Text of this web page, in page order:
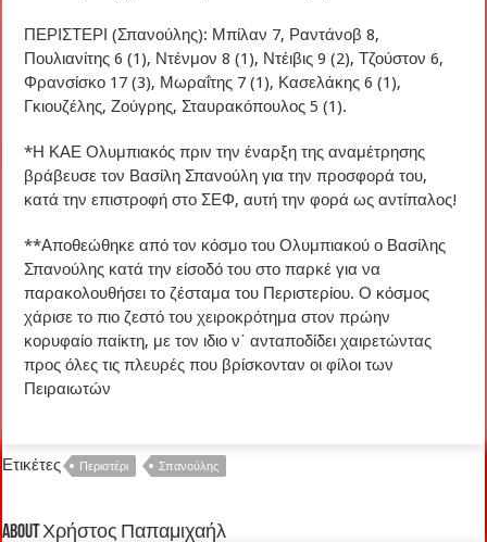
ΠΕΡΙΣΤΕΡΙ (Σπανούλης): Μπίλαν 7, Ραντάνοβ 8,
Πουλιανίτης 6 (1), Ντένμον 8 (1), Ντέιβις 9 (2), Τζούστον 6,
Φρανσίσκο 17 (3), Μωραΐτης 7 (1), Κασελάκης 6 (1),
Γκιουζέλης, Ζούγρης, Σταυρακόπουλος 5 (1).
*Η ΚΑΕ Ολυμπιακός πριν την έναρξη της αναμέτρησης
βράβευσε τον Βασίλη Σπανούλη για την προσφορά του,
κατά την επιστροφή στο ΣΕΦ, αυτή την φορά ως αντίπαλος!
**Αποθεώθηκε από τον κόσμο του Ολυμπιακού ο Βασίλης
Σπανούλης κατά την είσοδό του στο παρκέ για να
παρακολουθήσει το ζέσταμα του Περιστερίου. Ο κόσμος
χάρισε το πιο ζεστό του χειροκρότημα στον πρώην
κορυφαίο παίκτη, με τον ιδιο ν΄ ανταποδίδει χαιρετώντας
προς όλες τις πλευρές που βρίσκονταν οι φίλοι των
Πειραιωτών
Ετικέτες Περιστέρι Σπανούλης
About Χρήστος Παπαμιχαήλ